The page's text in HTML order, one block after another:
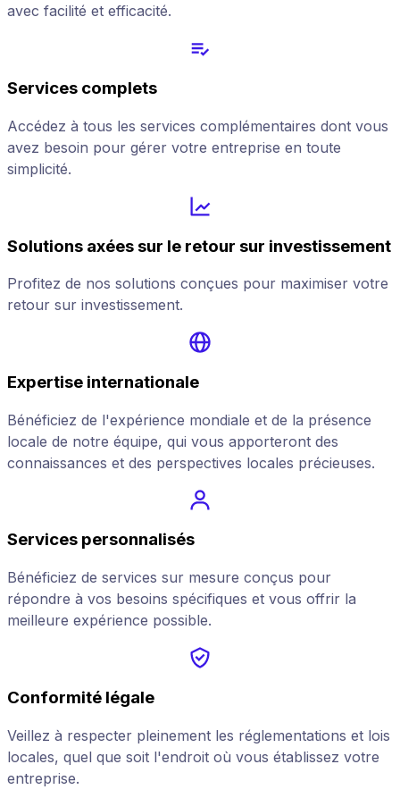
avec facilité et efficacité.
Services complets
Accédez à tous les services complémentaires dont vous
avez besoin pour gérer votre entreprise en toute
simplicité.
Solutions axées sur le retour sur investissement
Profitez de nos solutions conçues pour maximiser votre
retour sur investissement.
Expertise internationale
Bénéficiez de l'expérience mondiale et de la présence
locale de notre équipe, qui vous apporteront des
connaissances et des perspectives locales précieuses.
Services personnalisés
Bénéficiez de services sur mesure conçus pour
répondre à vos besoins spécifiques et vous offrir la
meilleure expérience possible.
Conformité légale
Veillez à respecter pleinement les réglementations et lois
locales, quel que soit l'endroit où vous établissez votre
entreprise.